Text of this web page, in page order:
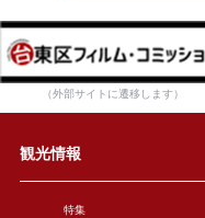
（外部サイトに遷移します）
観光情報
特集